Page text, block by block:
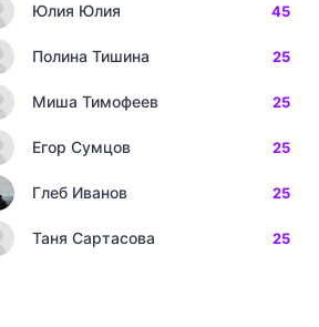
Юлия Юлия 45
Полина Тишина 25
Миша Тимофеев 25
Егор Сумцов 25
Глеб Иванов 25
Таня Сартасова 25